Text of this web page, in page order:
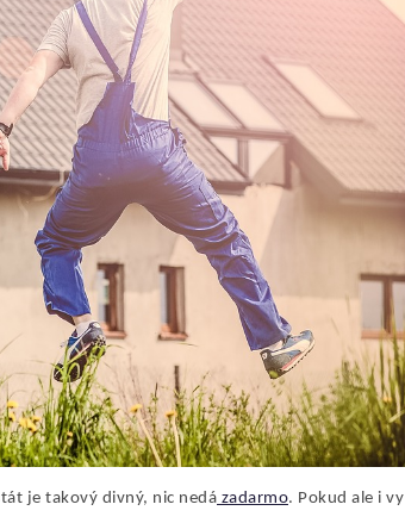
je takový divný, nic nedá zadarmo. Pokud ale i vy